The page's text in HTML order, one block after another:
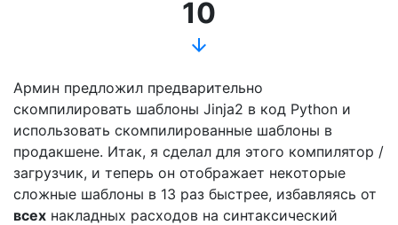
10
arrow_downward
Армин предложил предварительно
скомпилировать шаблоны Jinja2 в код Python и
использовать скомпилированные шаблоны в
продакшене. Итак, я сделал для этого компилятор /
загрузчик, и теперь он отображает некоторые
сложные шаблоны в 13 раз быстрее, избавляясь от
всех накладных расходов на синтаксический